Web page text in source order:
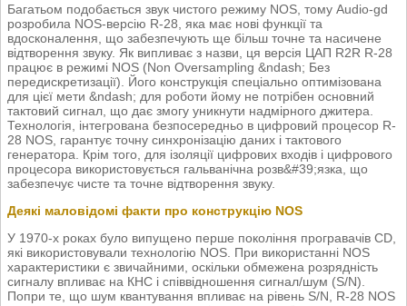
Багатьом подобається звук чистого режиму NOS, тому Audio-gd
розробила NOS-версію R-28, яка має нові функції та
вдосконалення, що забезпечують ще більш точне та насичене
відтворення звуку. Як випливає з назви, ця версія ЦАП R2R R-28
працює в режимі NOS (Non Oversampling &ndash; Без
передискретизації). Його конструкція спеціально оптимізована
для цієї мети &ndash; для роботи йому не потрібен основний
тактовий сигнал, що дає змогу уникнути надмірного джитера.
Технологія, інтегрована безпосередньо в цифровий процесор R-
28 NOS, гарантує точну синхронізацію даних і тактового
генератора. Крім того, для ізоляції цифрових входів і цифрового
процесора використовується гальванічна розв&#39;язка, що
забезпечує чисте та точне відтворення звуку.
Деякі маловідомі факти про конструкцію NOS
У 1970-х роках було випущено перше покоління програвачів CD,
які використовували технологію NOS. При використанні NOS
характеристики є звичайними, оскільки обмежена розрядність
сигналу впливає на КНС і співвідношення сигнал/шум (S/N).
Попри те, що шум квантування впливає на рівень S/N, R-28 NOS